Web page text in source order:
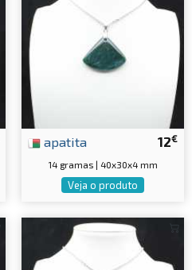
12€
apatita
14 gramas | 40x30x4 mm
Veja o produto